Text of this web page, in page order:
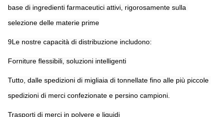
base di ingredienti farmaceutici attivi, rigorosamente sulla
selezione delle materie prime
9Le nostre capacità di distribuzione includono:
Forniture flessibili, soluzioni intelligenti
Tutto, dalle spedizioni di migliaia di tonnellate fino alle più piccole
spedizioni di merci confezionate e persino campioni.
Trasporti di merci in polvere e liquidi